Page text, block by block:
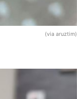
(via aruztim)